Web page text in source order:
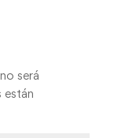
será
están